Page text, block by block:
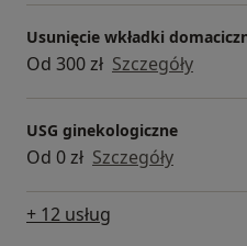
bogatopłytkowe,
-skleroterapię
W Infemini łączymy
nowoczesnymi
Dbamy o to, aby
wizyty przebiegały w
Usunięcie wkładki
Od 300 zł Szczegóły
USG ginekologiczne
Od 0 zł Szczegóły
+ 12 usług